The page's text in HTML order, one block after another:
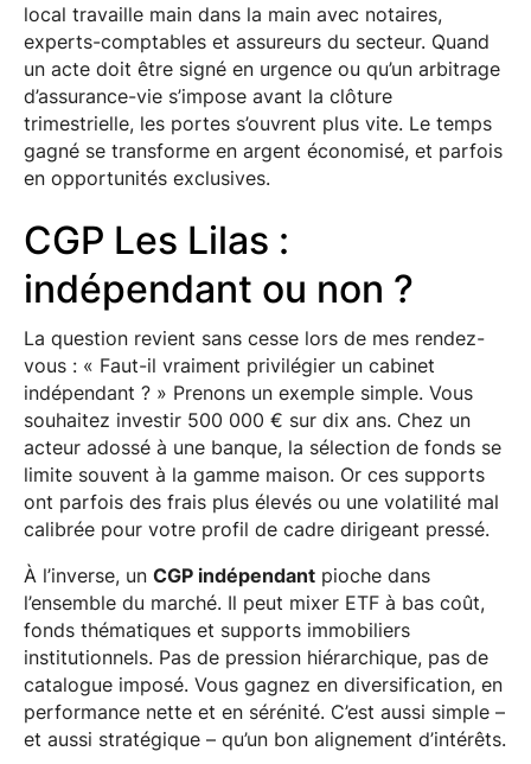
local travaille main dans la main avec notaires,
experts-comptables et assureurs du secteur. Quand
un acte doit être signé en urgence ou qu’un arbitrage
d’assurance-vie s’impose avant la clôture
trimestrielle, les portes s’ouvrent plus vite. Le temps
gagné se transforme en argent économisé, et parfois
en opportunités exclusives.
CGP Les Lilas :
indépendant ou non ?
La question revient sans cesse lors de mes rendez-
vous : « Faut-il vraiment privilégier un cabinet
indépendant ? » Prenons un exemple simple. Vous
souhaitez investir 500 000 € sur dix ans. Chez un
acteur adossé à une banque, la sélection de fonds se
limite souvent à la gamme maison. Or ces supports
ont parfois des frais plus élevés ou une volatilité mal
calibrée pour votre profil de cadre dirigeant pressé.
À l’inverse, un CGP indépendantpioche dans
l’ensemble du marché. Il peut mixer ETF à bas coût,
fonds thématiques et supports immobiliers
institutionnels. Pas de pression hiérarchique, pas de
catalogue imposé. Vous gagnez en diversification, en
performance nette et en sérénité. C’est aussi simple –
et aussi stratégique – qu’un bon alignement d’intérêts.